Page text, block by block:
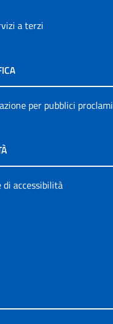
a terzi
per pubblici proclami
di accessibilità